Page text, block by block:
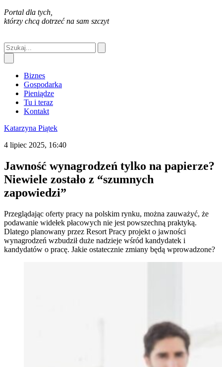
Portal dla tych,
którzy chcą dotrzeć na sam szczyt
Biznes
Gospodarka
Pieniądze
Tu i teraz
Kontakt
Katarzyna Piątek
4 lipiec 2025, 16:40
Jawność wynagrodzeń tylko na papierze?
Niewiele zostało z “szumnych
zapowiedzi”
Przeglądając oferty pracy na polskim rynku, można zauważyć, że
podawanie widełek płacowych nie jest powszechną praktyką.
Dlatego planowany przez Resort Pracy projekt o jawności
wynagrodzeń wzbudził duże nadzieje wśród kandydatek i
kandydatów o pracę. Jakie ostatecznie zmiany będą wprowadzone?